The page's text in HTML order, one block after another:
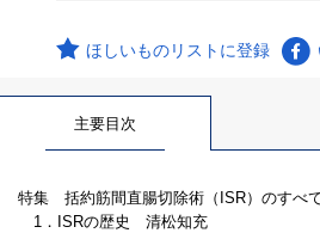
ほしいものリストに登録
主要目次
特集 括約筋間直腸切除術（ISR）のすべ
1．ISRの歴史 清松知充